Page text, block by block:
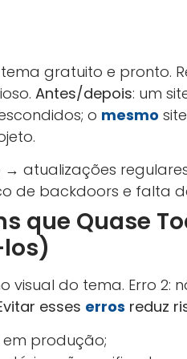
gratuito e pronto.
Antes/depois: um
o mesmo
atualizações
de backdoors e falta
que Quase
visual do tema. Erro 2:
esses erros reduz
produção;